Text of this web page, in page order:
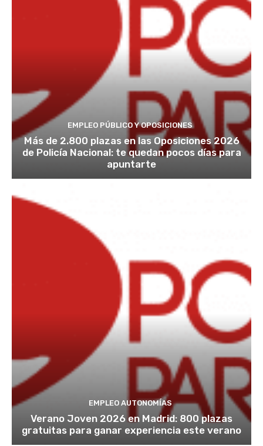
EMPLEO PÚBLICO Y OPOSICIONES
Más de 2.800 plazas en las Oposiciones 2026
de Policía Nacional: te quedan pocos días para
apuntarte
EMPLEO AUTONOMÍAS
Verano Joven 2026 en Madrid: 800 plazas
gratuitas para ganar experiencia este verano